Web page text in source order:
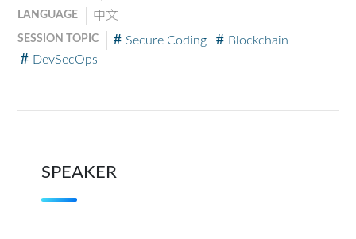
LANGUAGE 中文
SESSION TOPIC Secure Coding
Blockchain
DevSecOps
SPEAKER